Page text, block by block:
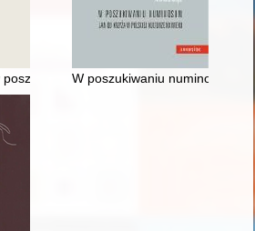
poszukiwaniu nowego kaznodziei (1889-
W poszukiwaniu numinosum :